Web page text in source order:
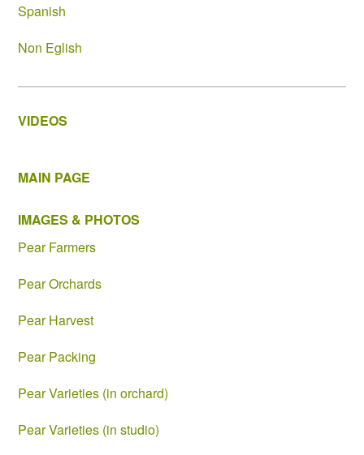
Spanish
Non Eglish
VIDEOS
MAIN PAGE
IMAGES & PHOTOS
Pear Farmers
Pear Orchards
Pear Harvest
Pear Packing
Pear Varieties (in orchard)
Pear Varieties (in studio)